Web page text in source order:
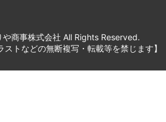
商事株式会社 All Rights Reserved.
ストなどの無断複写・転載等を禁じます】